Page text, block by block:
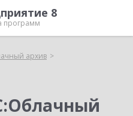
8
программ
архив